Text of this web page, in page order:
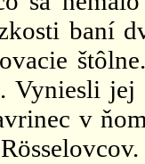
baní
Vyniesli
v